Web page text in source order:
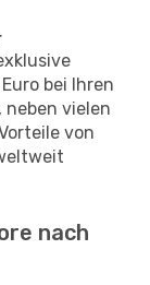
bei Ihren
neben vielen
von
nach